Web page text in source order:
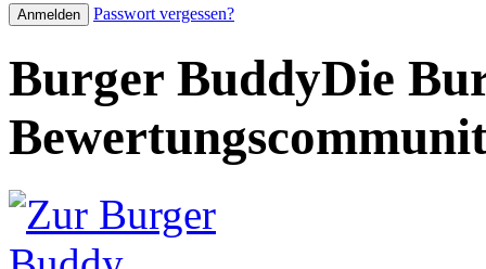
Passwort vergessen?
Burger BuddyDie